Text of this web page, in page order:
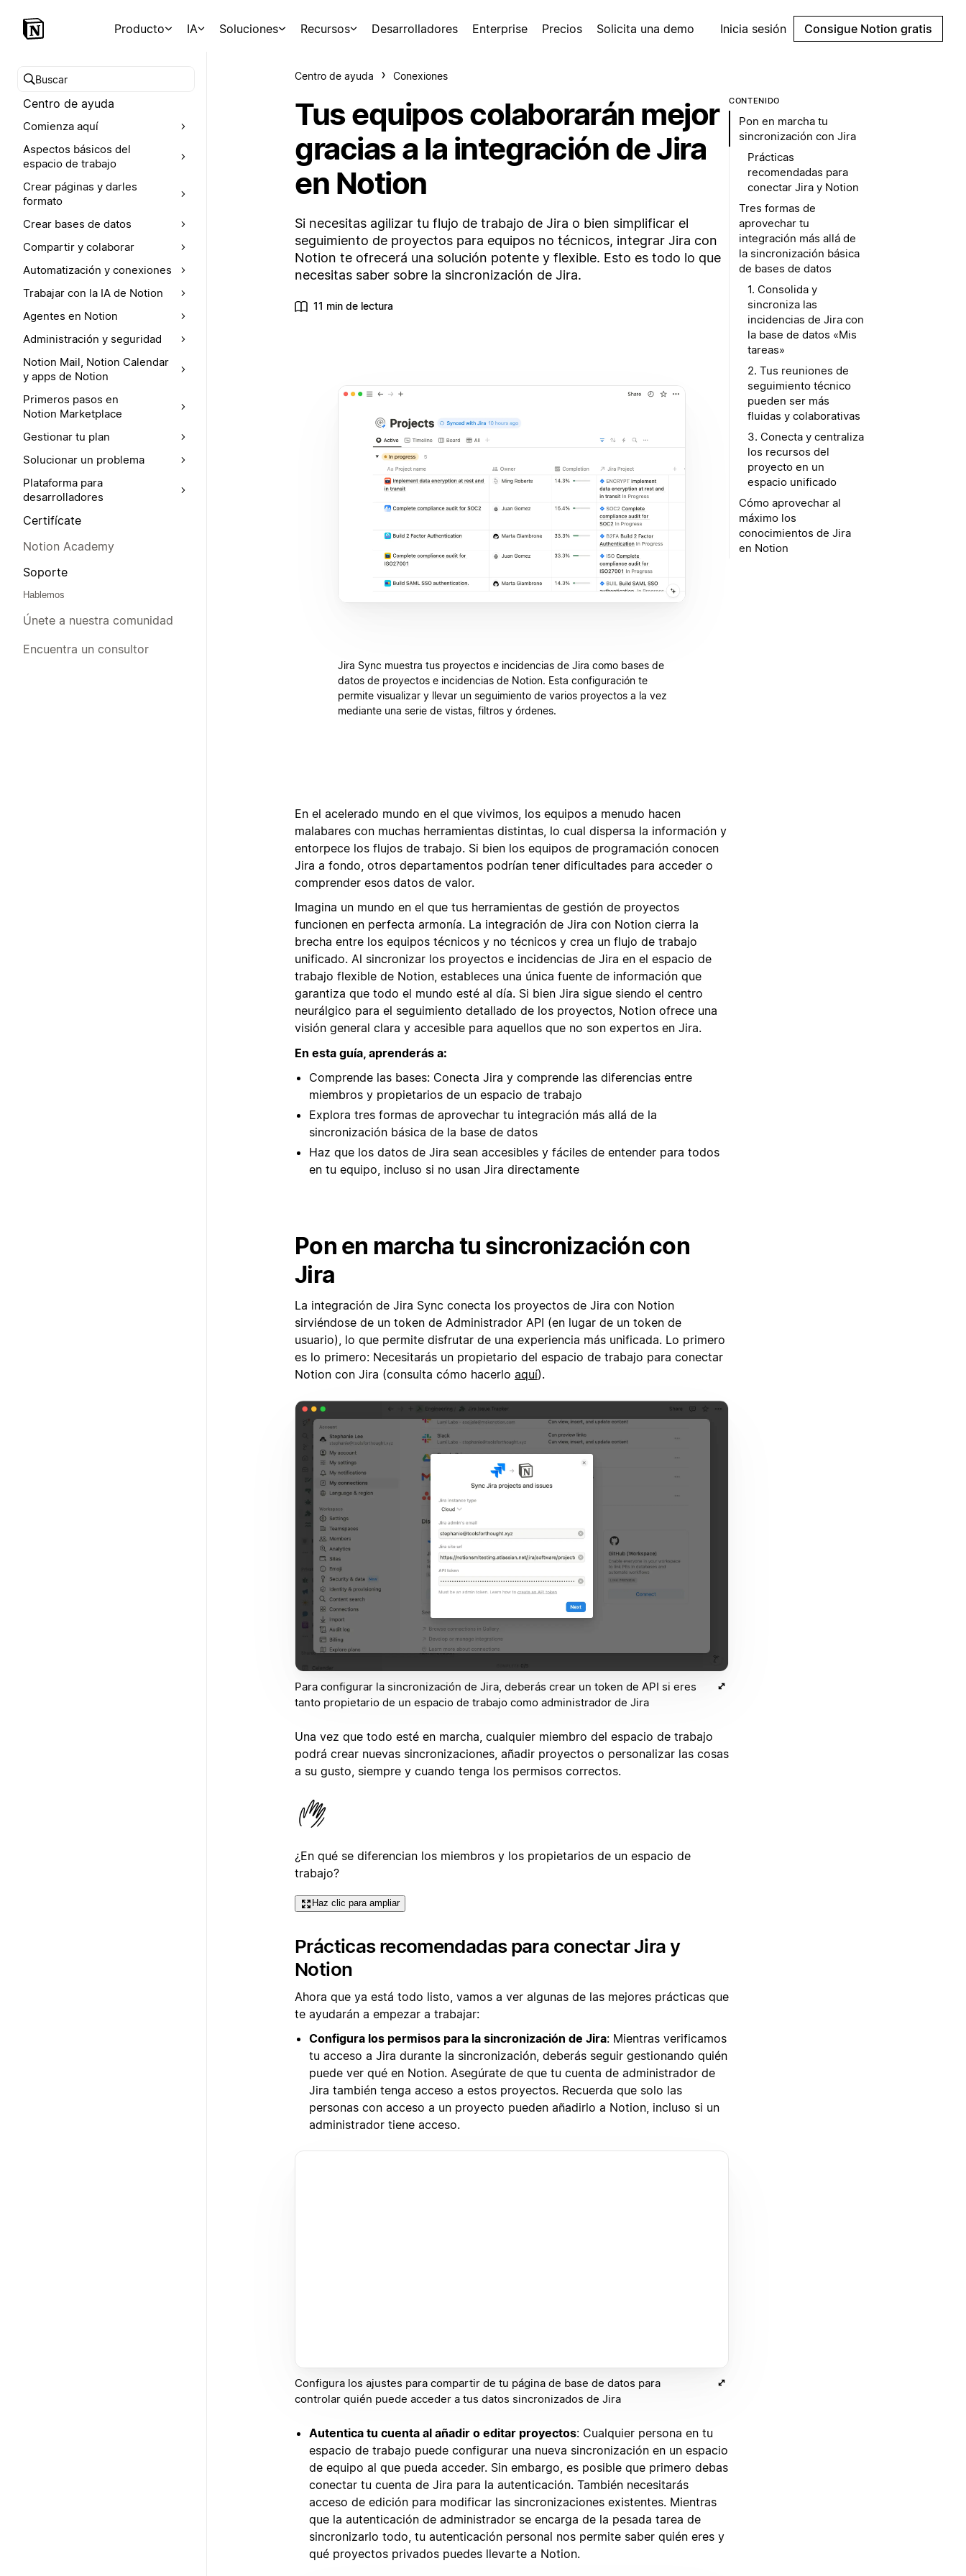
Producto IA Soluciones Recursos Desarrolladores Enterprise Precios Solicita una demo Inicia sesión Consigue Notion gratis
Buscar en el Centro de ayuda
Centro de ayuda
Comienza aquí
Aspectos básicos del
espacio de trabajo
Crear páginas y darles
formato
Crear bases de datos
Compartir y colaborar
Automatización y conexiones
Trabajar con la IA de Notion
Agentes en Notion
Administración y seguridad
Notion Mail, Notion Calendar
y apps de Notion
Primeros pasos en
Notion Marketplace
Gestionar tu plan
Solucionar un problema
Plataforma para
desarrolladores
Certifícate
Notion Academy
Soporte
Hablemos
Únete a nuestra comunidad
Encuentra un consultor
Centro de ayuda Conexiones
Tus equipos colaborarán mejor
gracias a la integración de Jira
en Notion
Si necesitas agilizar tu flujo de trabajo de Jira o bien simplificar el
seguimiento de proyectos para equipos no técnicos, integrar Jira con
Notion te ofrecerá una solución potente y flexible. Esto es todo lo que
necesitas saber sobre la sincronización de Jira.
11 min de lectura
Jira Sync muestra tus proyectos e incidencias de Jira como bases de
datos de proyectos e incidencias de Notion. Esta configuración te
permite visualizar y llevar un seguimiento de varios proyectos a la vez
mediante una serie de vistas, filtros y órdenes.
En el acelerado mundo en el que vivimos, los equipos a menudo hacen
malabares con muchas herramientas distintas, lo cual dispersa la información y
entorpece los flujos de trabajo. Si bien los equipos de programación conocen
Jira a fondo, otros departamentos podrían tener dificultades para acceder o
comprender esos datos de valor.
Imagina un mundo en el que tus herramientas de gestión de proyectos
funcionen en perfecta armonía. La integración de Jira con Notion cierra la
brecha entre los equipos técnicos y no técnicos y crea un flujo de trabajo
unificado. Al sincronizar los proyectos e incidencias de Jira en el espacio de
trabajo flexible de Notion, estableces una única fuente de información que
garantiza que todo el mundo esté al día. Si bien Jira sigue siendo el centro
neurálgico para el seguimiento detallado de los proyectos, Notion ofrece una
visión general clara y accesible para aquellos que no son expertos en Jira.
En esta guía, aprenderás a:
Comprende las bases: Conecta Jira y comprende las diferencias entre
miembros y propietarios de un espacio de trabajo
Explora tres formas de aprovechar tu integración más allá de la
sincronización básica de la base de datos
Haz que los datos de Jira sean accesibles y fáciles de entender para todos
en tu equipo, incluso si no usan Jira directamente
Pon en marcha tu sincronización con
Jira
La integración de Jira Sync conecta los proyectos de Jira con Notion
sirviéndose de un token de Administrador API (en lugar de un token de
usuario), lo que permite disfrutar de una experiencia más unificada. Lo primero
es lo primero: Necesitarás un propietario del espacio de trabajo para conectar
Notion con Jira (consulta cómo hacerlo aquí).
Para configurar la sincronización de Jira, deberás crear un token de API si eres
tanto propietario de un espacio de trabajo como administrador de Jira
Una vez que todo esté en marcha, cualquier miembro del espacio de trabajo
podrá crear nuevas sincronizaciones, añadir proyectos o personalizar las cosas
a su gusto, siempre y cuando tenga los permisos correctos.
¿En qué se diferencian los miembros y los propietarios de un espacio de
trabajo?
Haz clic para ampliar
Prácticas recomendadas para conectar Jira y
Notion
Ahora que ya está todo listo, vamos a ver algunas de las mejores prácticas que
te ayudarán a empezar a trabajar:
Configura los permisos para la sincronización de Jira: Mientras verificamos
tu acceso a Jira durante la sincronización, deberás seguir gestionando quién
puede ver qué en Notion. Asegúrate de que tu cuenta de administrador de
Jira también tenga acceso a estos proyectos. Recuerda que solo las
personas con acceso a un proyecto pueden añadirlo a Notion, incluso si un
administrador tiene acceso.
Configura los ajustes para compartir de tu página de base de datos para
controlar quién puede acceder a tus datos sincronizados de Jira
Autentica tu cuenta al añadir o editar proyectos: Cualquier persona en tu
espacio de trabajo puede configurar una nueva sincronización en un espacio
de equipo al que pueda acceder. Sin embargo, es posible que primero debas
conectar tu cuenta de Jira para la autenticación. También necesitarás
acceso de edición para modificar las sincronizaciones existentes. Mientras
que la autenticación de administrador se encarga de la pesada tarea de
sincronizarlo todo, tu autenticación personal nos permite saber quién eres y
qué proyectos privados puedes llevarte a Notion.
CONTENIDO
Pon en marcha tu
sincronización con Jira
Prácticas
recomendadas para
conectar Jira y Notion
Tres formas de
aprovechar tu
integración más allá de
la sincronización básica
de bases de datos
1. Consolida y
sincroniza las
incidencias de Jira con
la base de datos «Mis
tareas»
2. Tus reuniones de
seguimiento técnico
pueden ser más
fluidas y colaborativas
3. Conecta y centraliza
los recursos del
proyecto en un
espacio unificado
Cómo aprovechar al
máximo los
conocimientos de Jira
en Notion